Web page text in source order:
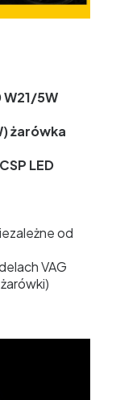
5W
żarówka
LED
od
VAG